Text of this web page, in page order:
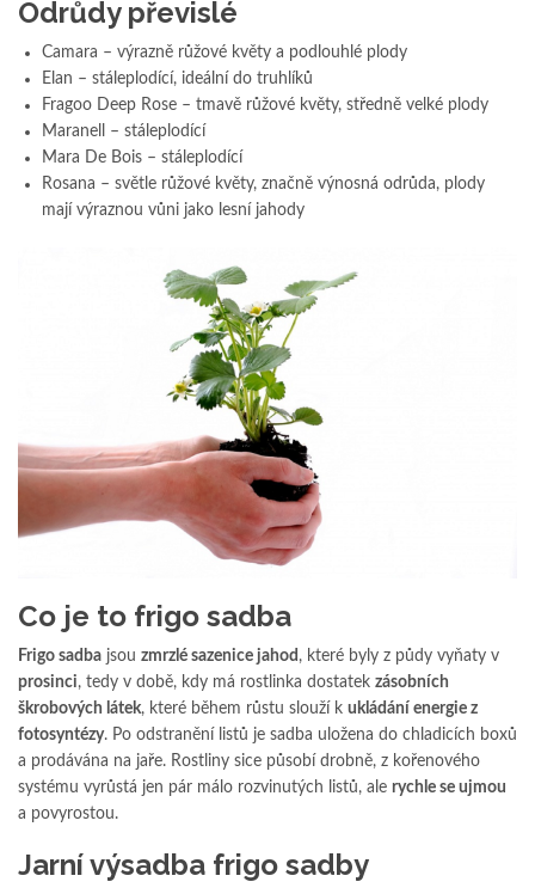
Odrůdy převislé
Camara – výrazně růžové květy a podlouhlé plody
Elan – stáleplodící, ideální do truhlíků
Fragoo Deep Rose – tmavě růžové květy, středně velké plody
Maranell – stáleplodící
Mara De Bois – stáleplodící
Rosana – světle růžové květy, značně výnosná odrůda, plody
mají výraznou vůni jako lesní jahody
Co je to frigo sadba
Frigo sadba jsou zmrzlé sazenice jahod , které byly z půdy vyňaty v
prosinci, tedy v době, kdy má rostlinka dostatek zásobních
škrobových látek, které během růstu slouží k ukládání energie z
fotosyntézy. Po odstranění listů je sadba uložena do chladicích boxů
a prodávána na jaře. Rostliny sice působí drobně, z kořenového
systému vyrůstá jen pár málo rozvinutých listů, ale rychle se ujmou
a povyrostou.
Jarní výsadba frigo sadby